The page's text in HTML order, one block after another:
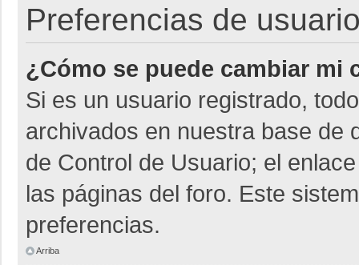
Preferencias de
¿Cómo se puede cambiar mi
Si es un usuario registrado,
archivados en nuestra base de
de Control de Usuario; el
las páginas del foro. Este
preferencias.
Arriba